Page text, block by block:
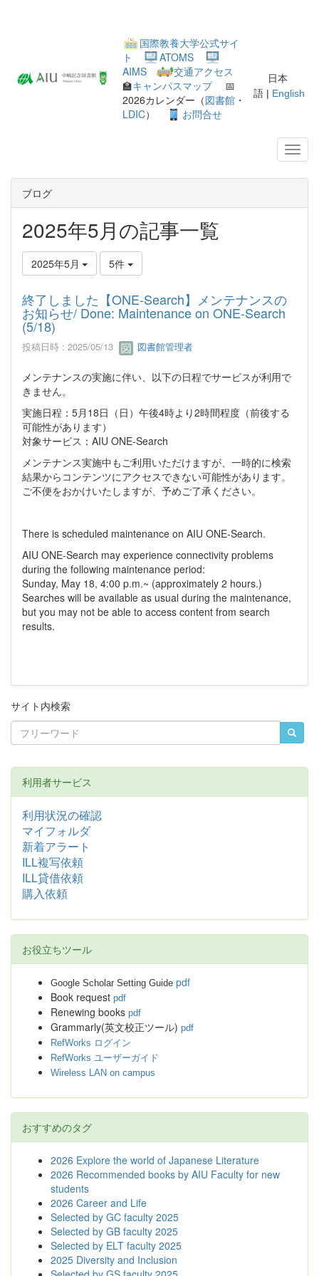
国際教養大学公式サイ
ト
ATOMS
AIMS
交通アクセス
🏫キャンパスマップ📅
2026カレンダー（図書館 ・
LDIC） お問合せ
日本
語 | English
ブログ
2025年5月の記事一覧
2025年5月 5件
終了しました【ONE-Search】メンテナンスの
お知らせ/ Done: Maintenance on ONE-Search
(5/18)
投稿日時 : 2025/05/13 図書館管理者
メンテナンスの実施に伴い、以下の日程でサービスが利用で
きません。
実施日程：5月18日（日）午後4時より2時間程度（前後する
可能性があります）
対象サービス：AIU ONE-Search
メンテナンス実施中もご利用いただけますが、一時的に検索
結果からコンテンツにアクセスできない可能性があります。
ご不便をおかけいたしますが、予めご了承ください。
There is scheduled maintenance on AIU ONE-Search.
AIU ONE-Search may experience connectivity problems
during the following maintenance period:
Sunday, May 18, 4:00 p.m.~ (approximately 2 hours.)
Searches will be available as usual during the maintenance,
but you may not be able to access content from search
results.
サイト内検索
利用者サービス
利用状況の確認
マイフォルダ
新着アラート
ILL複写依頼
ILL貸借依頼
購入依頼
お役立ちツール
Google Scholar Setting Guide pdf
Book request pdf
Renewing books pdf
Grammarly(英文校正ツール) pdf
RefWorks ログイン
RefWorks ユーザーガイド
Wireless LAN on campus
おすすめのタグ
2026 Explore the world of Japanese Literature
2026 Recommended books by AIU Faculty for new
students
2026 Career and Life
Selected by GC faculty 2025
Selected by GB faculty 2025
Selected by ELT faculty 2025
2025 Diversity and Inclusion